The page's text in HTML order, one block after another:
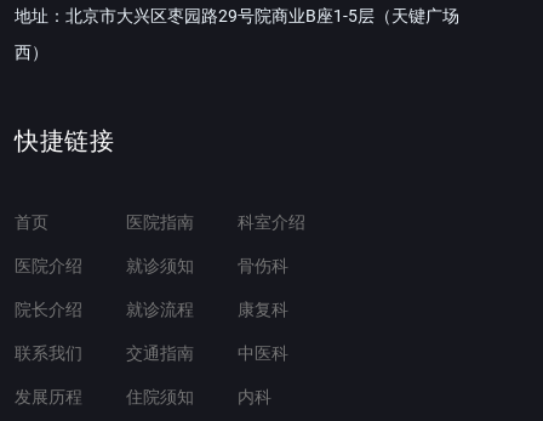
地址：北京市大兴区枣园路29号院商业B座1-5层（天键广场
西）
快捷链接
首页
医院介绍
院长介绍
联系我们
发展历程
医院指南
就诊须知
就诊流程
交通指南
住院须知
科室介绍
骨伤科
康复科
中医科
内科